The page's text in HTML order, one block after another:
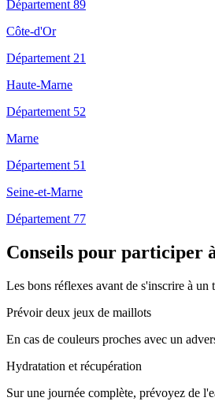
Département 89
Côte-d'Or
Département 21
Haute-Marne
Département 52
Marne
Département 51
Seine-et-Marne
Département 77
Conseils pour participer
Les bons réflexes avant de s'inscrire à
Prévoir deux jeux de maillots
En cas de couleurs proches avec un
Hydratation et récupération
Sur une journée complète, prévoyez de